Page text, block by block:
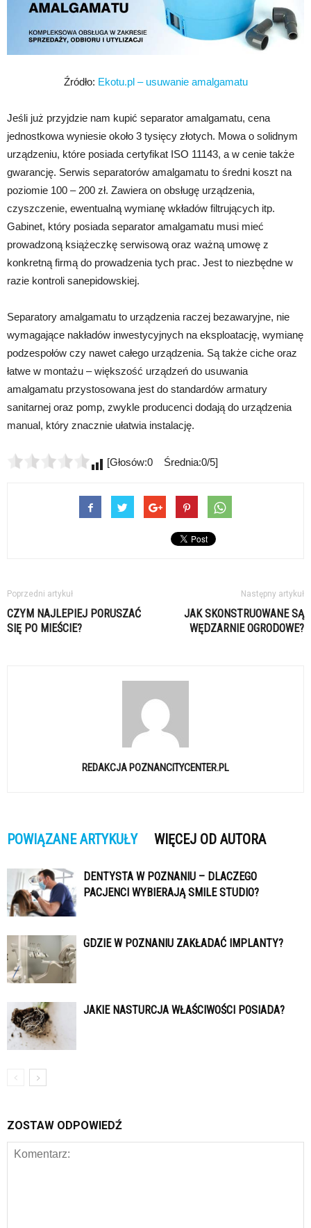
Źródło: Ekotu.pl – usuwanie amalgamatu
Jeśli już przyjdzie nam kupić separator amalgamatu, cena
jednostkowa wyniesie około 3 tysięcy złotych. Mowa o solidnym
urządzeniu, które posiada certyfikat ISO 11143, a w cenie także
gwarancję. Serwis separatorów amalgamatu to średni koszt na
poziomie 100 – 200 zł. Zawiera on obsługę urządzenia,
czyszczenie, ewentualną wymianę wkładów filtrujących itp.
Gabinet, który posiada separator amalgamatu musi mieć
prowadzoną książeczkę serwisową oraz ważną umowę z
konkretną firmą do prowadzenia tych prac. Jest to niezbędne w
razie kontroli sanepidowskiej.
Separatory amalgamatu to urządzenia raczej bezawaryjne, nie
wymagające nakładów inwestycyjnych na eksploatację, wymianę
podzespołów czy nawet całego urządzenia. Są także ciche oraz
łatwe w montażu – większość urządzeń do usuwania
amalgamatu przystosowana jest do standardów armatury
sanitarnej oraz pomp, zwykle producenci dodają do urządzenia
manual, który znacznie ułatwia instalację.
[Głosów:0 Średnia:0/5]
Poprzedni artykuł
CZYM NAJLEPIEJ PORUSZAĆ
SIĘ PO MIEŚCIE?
Następny artykuł
JAK SKONSTRUOWANE SĄ
WĘDZARNIE OGRODOWE?
REDAKCJA POZNANCITYCENTER.PL
POWIĄZANE ARTYKUŁY WIĘCEJ OD AUTORA
DENTYSTA W POZNANIU – DLACZEGO
PACJENCI WYBIERAJĄ SMILE STUDIO?
GDZIE W POZNANIU ZAKŁADAĆ IMPLANTY?
JAKIE NASTURCJA WŁAŚCIWOŚCI POSIADA?
ZOSTAW ODPOWIEDŹ